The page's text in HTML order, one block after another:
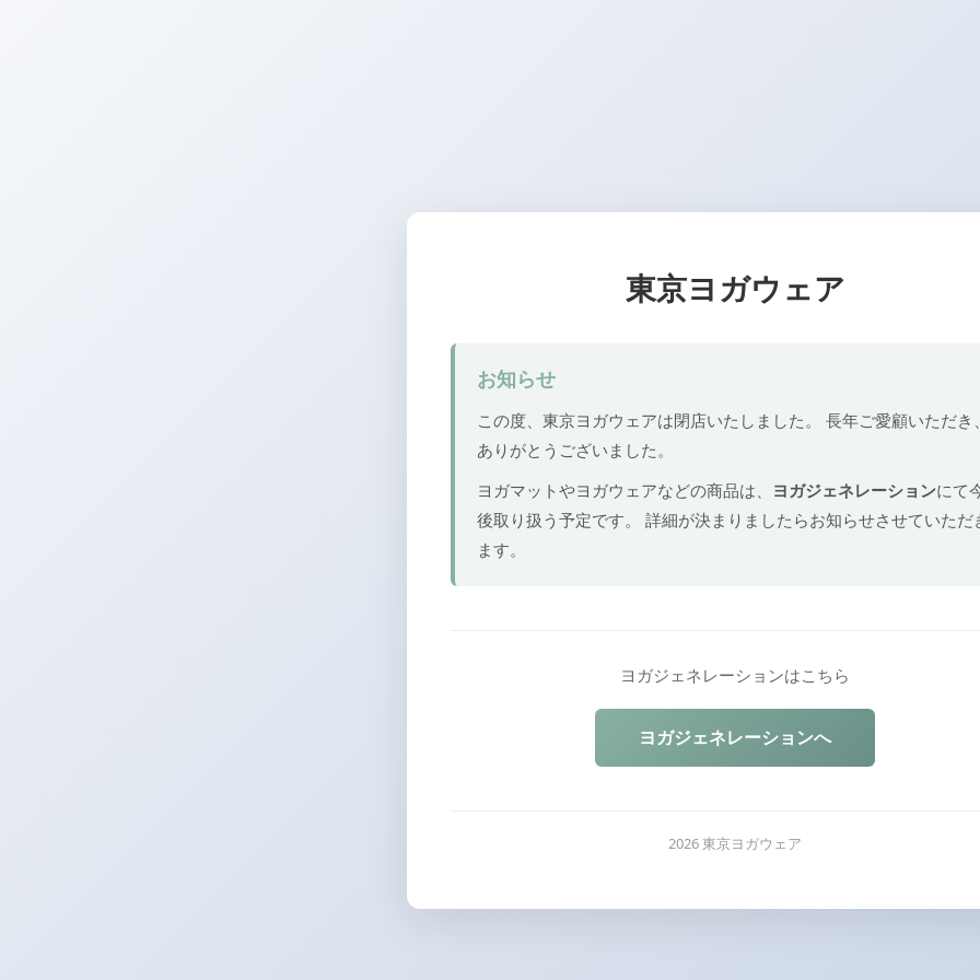
東京ヨガウェア
お知らせ
この度、東京ヨガウェアは閉店いたしました。 長年ご愛顧いただき
ありがとうございました。
ヨガマットやヨガウェアなどの商品は、 ヨガジェネレーションにて
後取り扱う予定です。 詳細が決まりましたらお知らせさせていただ
ます。
ヨガジェネレーションはこちら
ヨガジェネレーションへ
2026 東京ヨガウェア